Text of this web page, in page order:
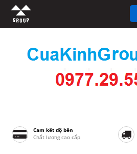
Cam kết độ bền
Chất lượng cao cấp